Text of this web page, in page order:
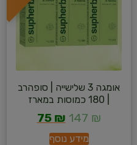
אומגה 3 שלישייה | סופהרב
147 ₪
75 ₪
מידע נוסף